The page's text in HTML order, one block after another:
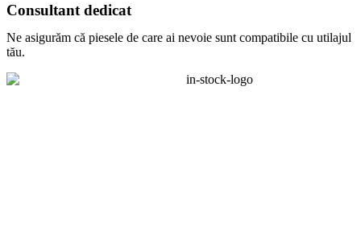
Consultant dedicat
Ne asigurăm că piesele de care ai nevoie sunt compatibile cu utilajul
tău.